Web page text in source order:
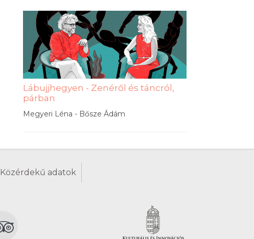
Lábujjhegyen - Zenéről és táncról,
párban
Megyeri Léna - Bősze Ádám
Közérdekű adatok